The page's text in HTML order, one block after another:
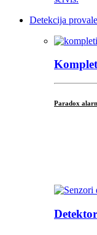
Detekcija provale
Paradox